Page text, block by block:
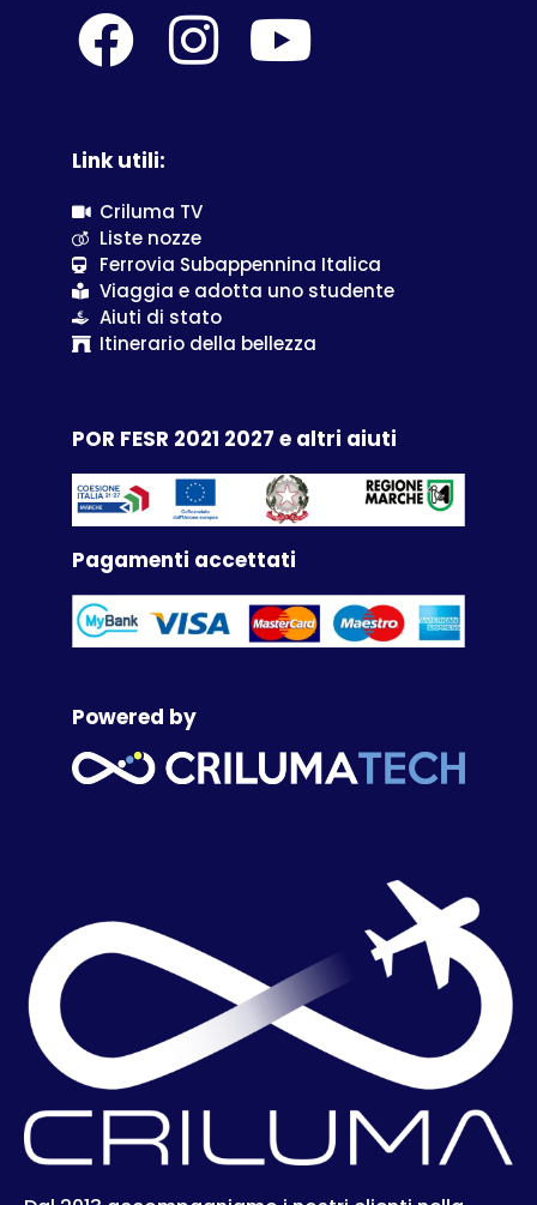
Link utili:
Criluma TV
Liste nozze
Ferrovia Subappennina Italica
Viaggia e adotta uno studente
Aiuti di stato
Itinerario della bellezza
POR FESR 2021 2027 e altri aiuti
Pagamenti accettati
Powered by